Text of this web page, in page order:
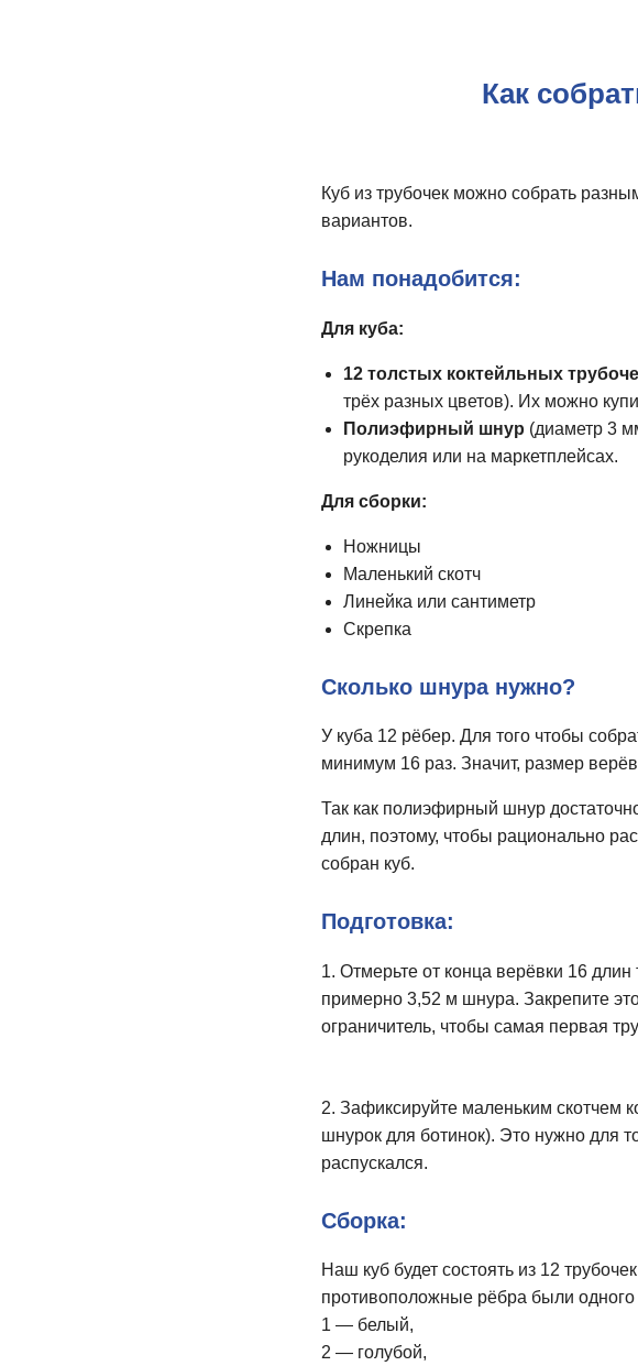
Как
Куб из трубочек можно собрать
вариантов.
Нам понадобится:
Для куба:
12 толстых коктейльных
трёх разных цветов). Их можно
Полиэфирный шнур (диаметр 3
рукоделия или на маркетплейсах.
Для сборки:
Ножницы
Маленький скотч
Линейка или сантиметр
Скрепка
Сколько шнура нужно?
У куба 12 рёбер. Для того чтобы
минимум 16 раз. Значит, размер
Так как полиэфирный шнур
длин, поэтому, чтобы рационально
собран куб.
Подготовка:
1. Отмерьте от конца верёвки 16
примерно 3,52 м шнура. Закрепите
ограничитель, чтобы самая первая
2. Зафиксируйте маленьким скотчем
шнурок для ботинок). Это нужно для
распускался.
Сборка:
Наш куб будет состоять из 12
противоположные рёбра были одного
1 — белый,
2 — голубой,